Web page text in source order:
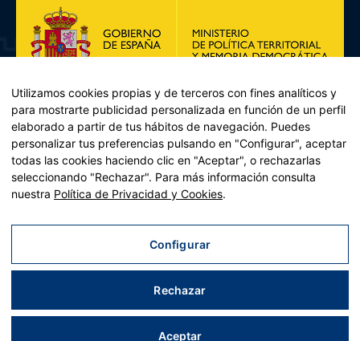
Plan de Recuperación, Transformación y Resiliencia – Financiado por
Recuperación y resiliencia, establecido por el Reglamento (UE)
2021/241 del Parlamento Europeo y del Consejo, de 12 de febrero
Aviso legal|Política de privacidad|Política de cookies|Accesibilidad|Mapa web
| Desarrollado porTrestristes
Utilizamos cookies propias y de terceros con fines analíticos y
para mostrarte publicidad personalizada en función de un perfil
elaborado a partir de tus hábitos de navegación. Puedes
personalizar tus preferencias pulsando en "Configurar", aceptar
todas las cookies haciendo clic en "Aceptar", o rechazarlas
seleccionando "Rechazar". Para más información consulta
nuestra Política de Privacidad y Cookies.
Configurar
Rechazar
Aceptar